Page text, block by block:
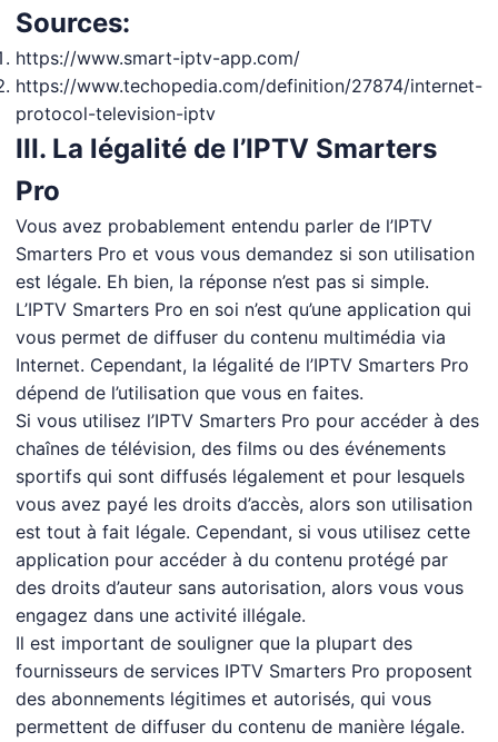
Sources:
https://www.smart-iptv-app.com/
https://www.techopedia.com/definition/27874/internet-
protocol-television-iptv
III. La légalité de l’IPTV Smarters
Pro
Vous avez probablement entendu parler de l’IPTV
Smarters Pro et vous vous demandez si son utilisation
est légale. Eh bien, la réponse n’est pas si simple.
L’IPTV Smarters Pro en soi n’est qu’une application qui
vous permet de diffuser du contenu multimédia via
Internet. Cependant, la légalité de l’IPTV Smarters Pro
dépend de l’utilisation que vous en faites.
Si vous utilisez l’IPTV Smarters Pro pour accéder à des
chaînes de télévision, des films ou des événements
sportifs qui sont diffusés légalement et pour lesquels
vous avez payé les droits d’accès, alors son utilisation
est tout à fait légale. Cependant, si vous utilisez cette
application pour accéder à du contenu protégé par
des droits d’auteur sans autorisation, alors vous vous
engagez dans une activité illégale.
Il est important de souligner que la plupart des
fournisseurs de services IPTV Smarters Pro proposent
des abonnements légitimes et autorisés, qui vous
permettent de diffuser du contenu de manière légale.